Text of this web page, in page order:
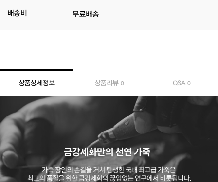
배송비 무료배송
상품상세정보 상품리뷰 0 Q&A0